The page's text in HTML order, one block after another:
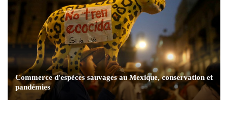
Commerce d'espèces sauvages au Mexique, conservation et
pandémies